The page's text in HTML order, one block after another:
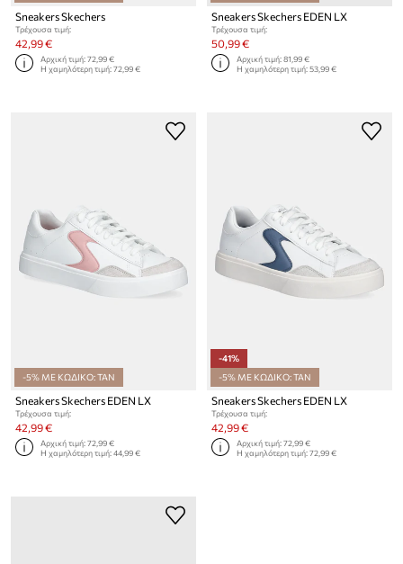
Sneakers Skechers
Τρέχουσα τιμή:
42,99 €
Αρχική τιμή:72,99 €
Η χαμηλότερη τιμή:72,99 €
Sneakers Skechers EDEN LX
Τρέχουσα τιμή:
50,99 €
Αρχική τιμή:81,99 €
Η χαμηλότερη τιμή:53,99 €
-5% ΜΕ ΚΩΔΙΚΟ: TAN
Sneakers Skechers EDEN LX
Τρέχουσα τιμή:
42,99 €
Αρχική τιμή:72,99 €
Η χαμηλότερη τιμή:44,99 €
-41%
-5% ΜΕ ΚΩΔΙΚΟ: TAN
Sneakers Skechers EDEN LX
Τρέχουσα τιμή:
42,99 €
Αρχική τιμή:72,99 €
Η χαμηλότερη τιμή:72,99 €